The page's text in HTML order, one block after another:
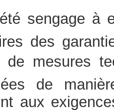
sengage
des
de mesures
de
aux